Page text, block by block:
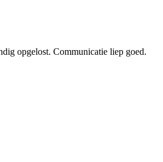
opgelost. Communicatie liep goed.